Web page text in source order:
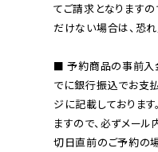
てご請求となります
だけない場合は、恐
■ 予約商品の事前入
でに銀行振込でお支
ジに記載しておりま
ますので、必ずメー
切日直前のご予約の